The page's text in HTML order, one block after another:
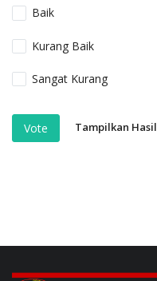
Baik
Kurang Baik
Sangat Kurang
Vote Tampilkan Hasil